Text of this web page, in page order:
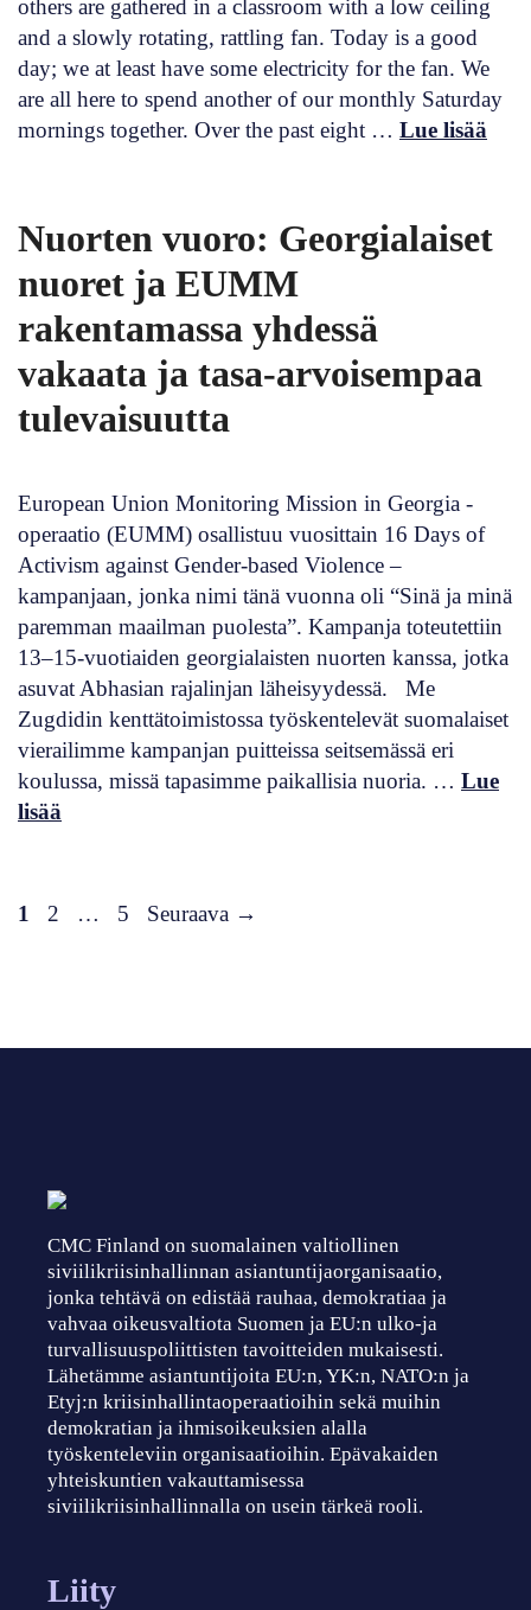
others are gathered in a classroom with a low ceiling
and a slowly rotating, rattling fan. Today is a good
day; we at least have some electricity for the fan. We
are all here to spend another of our monthly Saturday
mornings together. Over the past eight … Lue lisää
Nuorten vuoro: Georgialaiset
nuoret ja EUMM
rakentamassa yhdessä
vakaata ja tasa-arvoisempaa
tulevaisuutta
European Union Monitoring Mission in Georgia -
operaatio (EUMM) osallistuu vuosittain 16 Days of
Activism against Gender-based Violence –
kampanjaan, jonka nimi tänä vuonna oli “Sinä ja minä
paremman maailman puolesta”. Kampanja toteutettiin
13–15-vuotiaiden georgialaisten nuorten kanssa, jotka
asuvat Abhasian rajalinjan läheisyydessä. Me
Zugdidin kenttätoimistossa työskentelevät suomalaiset
vierailimme kampanjan puitteissa seitsemässä eri
koulussa, missä tapasimme paikallisia nuoria. … Lue
lisää
Sivu
1 Sivu
2 … Sivu
5 Seuraava →
CMC Finland on suomalainen valtiollinen
siviilikriisinhallinnan asiantuntijaorganisaatio,
jonka tehtävä on edistää rauhaa, demokratiaa ja
vahvaa oikeusvaltiota Suomen ja EU:n ulko-ja
turvallisuuspoliittisten tavoitteiden mukaisesti.
Lähetämme asiantuntijoita EU:n, YK:n, NATO:n ja
Etyj:n kriisinhallintaoperaatioihin sekä muihin
demokratian ja ihmisoikeuksien alalla
työskenteleviin organisaatioihin. Epävakaiden
yhteiskuntien vakauttamisessa
siviilikriisinhallinnalla on usein tärkeä rooli.
Liity